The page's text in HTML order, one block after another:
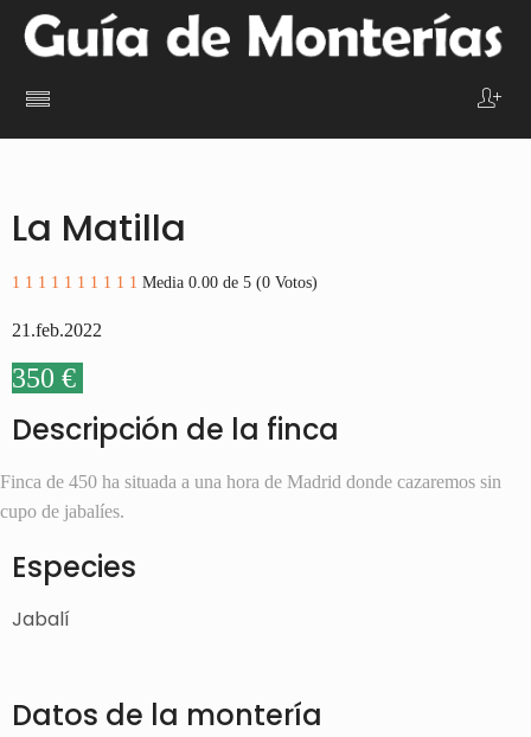
La Matilla
1 1 1 1 1 1 1 1 1 1 Media 0.00 de 5 (0 Votos)
21.feb.2022
350 €
Descripción de la finca
Finca de 450 ha situada a una hora de Madrid donde cazaremos sin
cupo de jabalíes.
Especies
Jabalí
Datos de la montería